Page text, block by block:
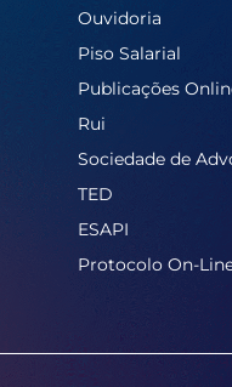
Ouvidoria
Piso Salarial
Publicações
Rui
Sociedade de
TED
ESAPI
Protocolo On-